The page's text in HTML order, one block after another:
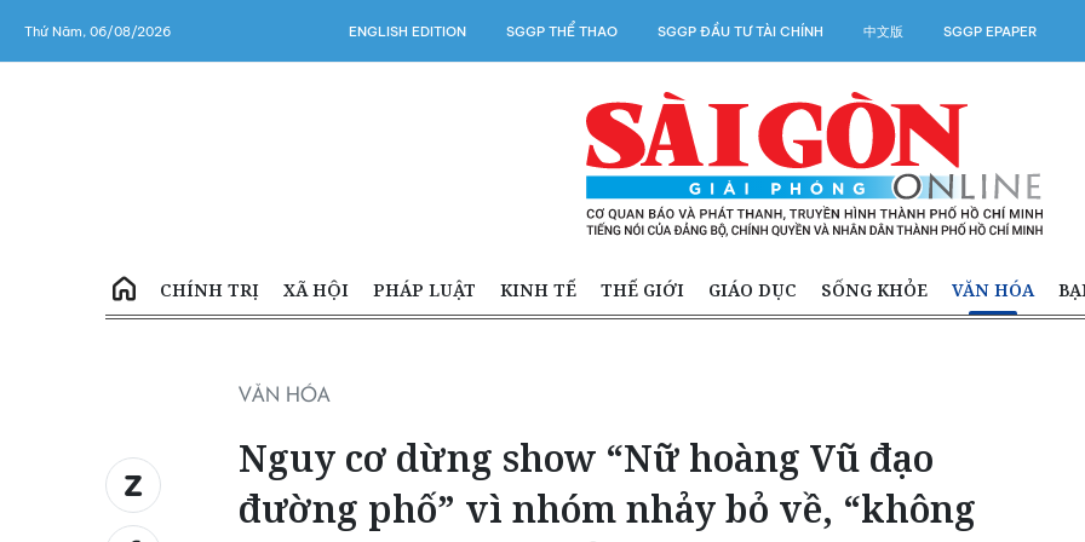
Thứ Năm, 06/08/2026 ENGLISH EDITION SGGP THỂ THAO SGGP ĐẦU TƯ TÀI CHÍNH 中文版 SGGP EPAPER
CHÍNH TRỊ XÃ HỘI PHÁP LUẬT KINH TẾ THẾ GIỚI GIÁO DỤC SỐNG KHỎE VĂN HÓA
VĂN HÓA
Nguy cơ dừng show “Nữ hoàng Vũ đạo
đường phố” vì nhóm nhảy bỏ về, “không